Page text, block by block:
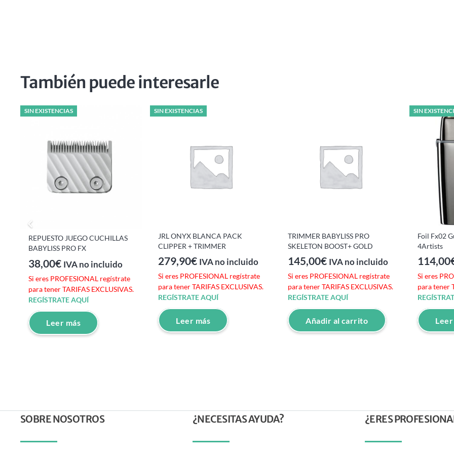
También puede interesarle
SIN EXISTENCIAS
REPUESTO JUEGO CUCHILLAS
BABYLISS PRO FX
38,00€ IVA no incluido
Si eres PROFESIONAL regístrate
para tener TARIFAS EXCLUSIVAS.
REGÍSTRATE AQUÍ
Leer más
SIN EXISTENCIAS
JRL ONYX BLANCA PACK
CLIPPER + TRIMMER
279,90€ IVA no incluido
Si eres PROFESIONAL regístrate
para tener TARIFAS EXCLUSIVAS.
REGÍSTRATE AQUÍ
Leer más
TRIMMER BABYLISS PRO
SKELETON BOOST+ GOLD
145,00€ IVA no incluido
Si eres PROFESIONAL regístrate
para tener TARIFAS EXCLUSIVAS.
REGÍSTRATE AQUÍ
Añadir al carrito
SIN
Foil Fx02
4Artists
114,00
Si eres
para tener
Leer
SOBRE NOSOTROS ¿NECESITAS AYUDA? ¿ERES